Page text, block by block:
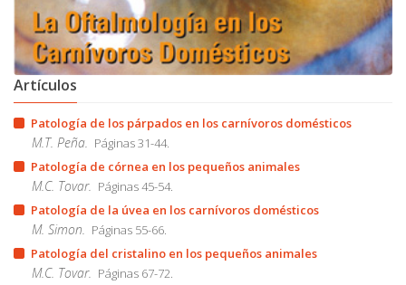
Artículos
Patología de los párpados en los carnívoros domésticos
M.T. Peña.
Páginas 31-44.
Patología de córnea en los pequeños animales
M.C. Tovar. Páginas 45-54.
Patología de la úvea en los carnívoros domésticos
M. Simon.
Páginas 55-66.
Patología del cristalino en los pequeños animales
M.C. Tovar. Páginas 67-72.